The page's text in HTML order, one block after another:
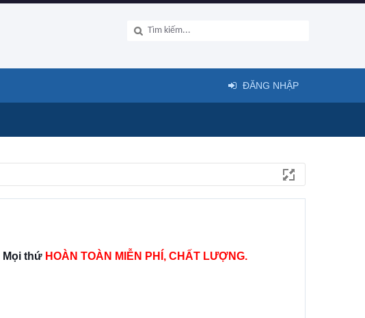
Mọi thứ HOÀN TOÀN MIỄN PHÍ, CHẤT LƯỢNG.
ĐĂNG NHẬP